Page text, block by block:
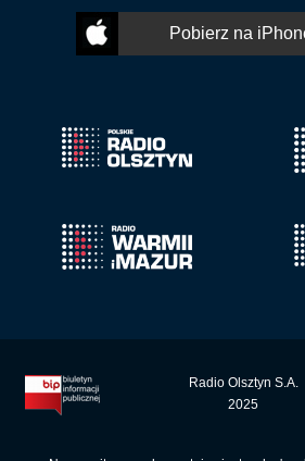
Pobierz na
Radio Olsztyn S.A.
2025